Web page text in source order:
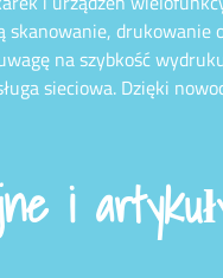
drukowanie
na szybkość
sieciowa. Dzięki
i